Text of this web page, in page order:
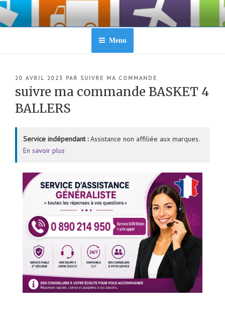
Aller
contenu
Menu
PUBLIÉ
20 AVRIL 2023 PAR SUIVRE MA COMMANDE
suivre ma commande BASKET 4
BALLERS
Service indépendant :Assistance non affiliée aux marques.
En savoir plus